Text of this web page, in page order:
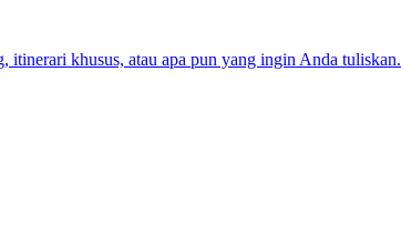
itinerari khusus, atau apa pun yang ingin Anda tuliskan.